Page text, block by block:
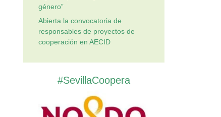
género”
Abierta la convocatoria de
responsables de proyectos de
cooperación en AECID
#SevillaCoopera